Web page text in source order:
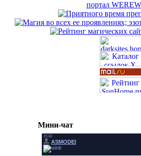
портал
Мини-чат